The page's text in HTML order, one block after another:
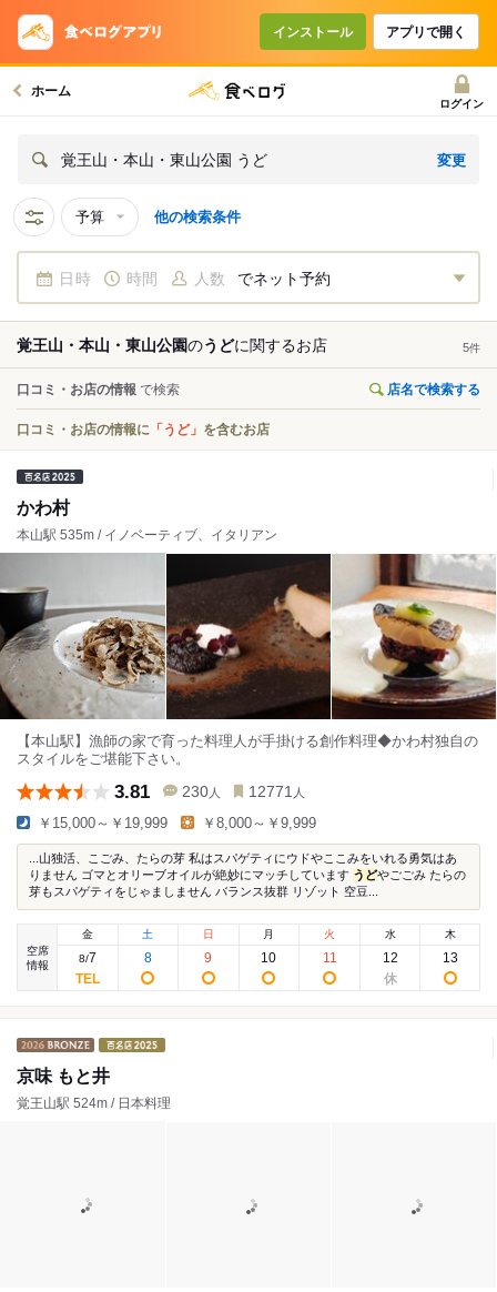
インストール アプリで開く
ホーム
ログイン
覚王山・本山・東山公園 うど 変更
予算 他の検索条件
日時 時間 人数 でネット予約
覚王山・本山・東山公園のうどに関するお店 5件
口コミ・お店の情報 で検索 店名で検索する
口コミ・お店の情報に 「うど」 を含むお店
かわ村
本山駅 535m / イノベーティブ、イタリアン
【本山駅】漁師の家で育った料理人が手掛ける創作料理◆かわ村独自の
スタイルをご堪能下さい。
3.81 230 人 12771 人
￥15,000～￥19,999 ￥8,000～￥9,999
...山独活、こごみ、たらの芽 私はスパゲティにウドやここみをいれる勇気はあ
りません ゴマとオリーブオイルが絶妙にマッチしています うどやごごみ たらの
芽もスパゲティをじゃましません バランス抜群 リゾット 空豆...
空席
情報
金
8/7
土
8
日
9
月
10
火
11
水
12
木
13
京味 もと井
覚王山駅 524m / 日本料理